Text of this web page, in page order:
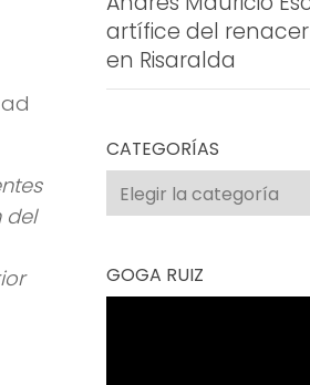
del
artífice del
en Risaralda
CATEGORÍAS
Categorías
GOGA RUIZ